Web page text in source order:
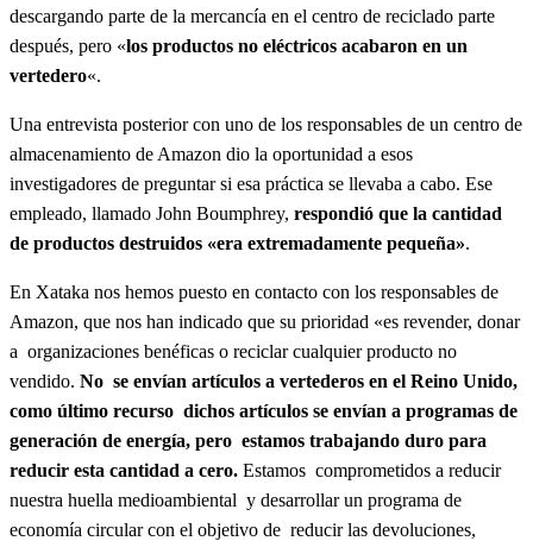
descargando parte de la mercancía en el centro de reciclado parte
después, pero «los productos no eléctricos acabaron en un
vertedero«.
Una entrevista posterior con uno de los responsables de un centro de
almacenamiento de Amazon dio la oportunidad a esos
investigadores de preguntar si esa práctica se llevaba a cabo. Ese
empleado, llamado John Boumphrey, respondió que la cantidad
de productos destruidos «era extremadamente pequeña».
En Xataka nos hemos puesto en contacto con los responsables de
Amazon, que nos han indicado que su prioridad «es revender, donar
a organizaciones benéficas o reciclar cualquier producto no
vendido. No se envían artículos a vertederos en el Reino Unido,
como último recurso dichos artículos se envían a programas de
generación de energía, pero estamos trabajando duro para
reducir esta cantidad a cero. Estamos comprometidos a reducir
nuestra huella medioambiental y desarrollar un programa de
economía circular con el objetivo de reducir las devoluciones,